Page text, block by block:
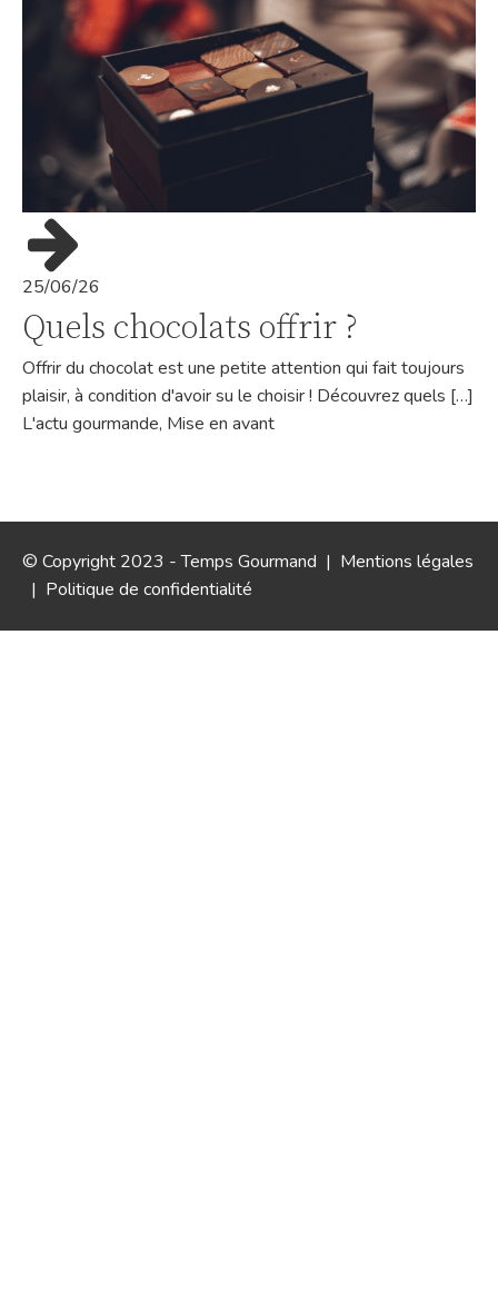
25/06/26
Quels chocolats offrir ?
Offrir du chocolat est une petite attention qui fait toujours
plaisir, à condition d'avoir su le choisir ! Découvrez quels […]
L'actu gourmande, Mise en avant
© Copyright 2023 - Temps Gourmand | Mentions légales
| Politique de confidentialité